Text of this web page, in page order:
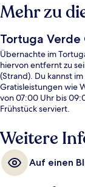
Mehr zu
Tortuga Verde
Übernachte im
hiervon entfernt zu
(Strand). Du kannst
Gratisleistungen wie
von 07:00 Uhr bis
Frühstück serviert.
Weitere
Auf einen